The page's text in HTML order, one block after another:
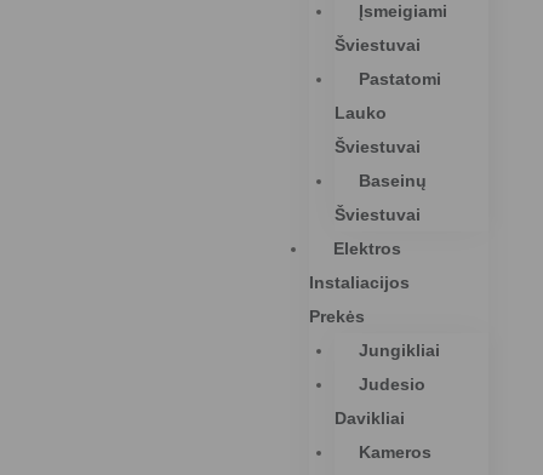
Įsmeigiami
Šviestuvai
Pastatomi
Lauko
Šviestuvai
Baseinų
Šviestuvai
Elektros
Instaliacijos
Prekės
Jungikliai
Judesio
Davikliai
Kameros